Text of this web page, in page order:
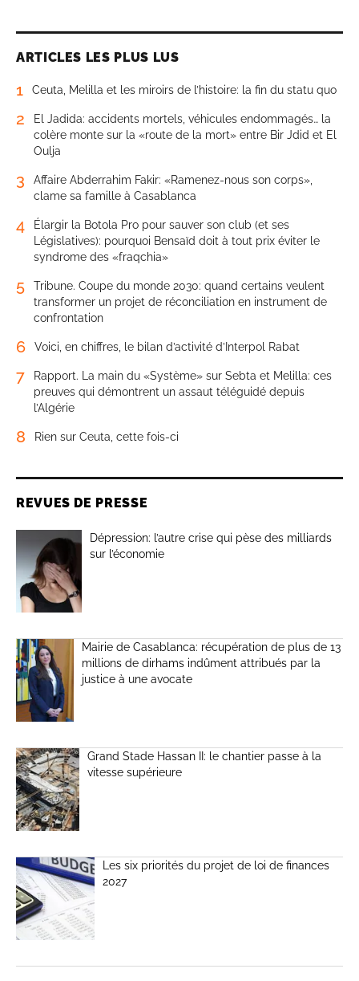
ARTICLES LES PLUS LUS
1 Ceuta, Melilla et les miroirs de l’histoire: la fin du statu quo
2
El Jadida: accidents mortels, véhicules endommagés… la
colère monte sur la «route de la mort» entre Bir Jdid et El
Oulja
3
Affaire Abderrahim Fakir: «Ramenez-nous son corps»,
clame sa famille à Casablanca
4
Élargir la Botola Pro pour sauver son club (et ses
Législatives): pourquoi Bensaïd doit à tout prix éviter le
syndrome des «fraqchia»
5
Tribune. Coupe du monde 2030: quand certains veulent
transformer un projet de réconciliation en instrument de
confrontation
6 Voici, en chiffres, le bilan d’activité d’Interpol Rabat
7
Rapport. La main du «Système» sur Sebta et Melilla: ces
preuves qui démontrent un assaut téléguidé depuis
l’Algérie
8 Rien sur Ceuta, cette fois-ci
REVUES DE PRESSE
Dépression: l’autre crise qui pèse des milliards
sur l’économie
Mairie de Casablanca: récupération de plus de 13
millions de dirhams indûment attribués par la
justice à une avocate
Grand Stade Hassan II: le chantier passe à la
vitesse supérieure
Les six priorités du projet de loi de finances
2027